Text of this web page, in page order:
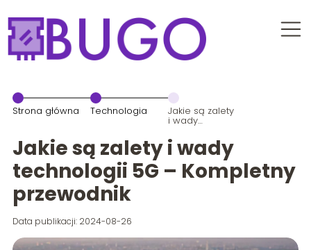
Strona główna Technologia Jakie są zalety
i wady
technologii 5G
– Kompletny
przewodnik
Jakie są zalety i wady
technologii 5G – Kompletny
przewodnik
Data publikacji: 2024-08-26